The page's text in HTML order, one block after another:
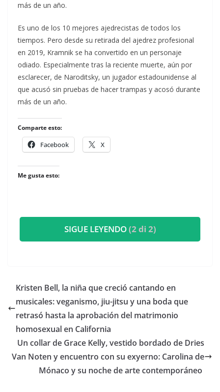
más de un año.
​Es uno de los 10 mejores ajedrecistas de todos los
tiempos. Pero desde su retirada del ajedrez profesional
en 2019, Kramnik se ha convertido en un personaje
odiado. Especialmente tras la reciente muerte, aún por
esclarecer, de Naroditsky, un jugador estadounidense al
que acusó sin pruebas de hacer trampas y acosó durante
más de un año.
Comparte esto:
Facebook X
Me gusta esto:
SIGUE LEYENDO(2 di 2)
​Kristen Bell, la niña que creció cantando en
musicales: veganismo, jiu-jitsu y una boda que
retrasó hasta la aprobación del matrimonio
homosexual en California
​Un collar de Grace Kelly, vestido bordado de Dries
Van Noten y encuentro con su exyerno: Carolina de
Mónaco y su noche de arte contemporáneo